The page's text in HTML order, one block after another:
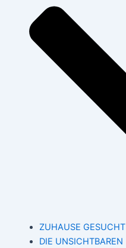
ZUHAUSE GESUCHT
DIE UNSICHTBAREN